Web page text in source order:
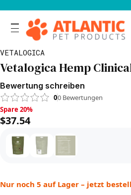
VETALOGICA
Vetalogica Hemp
Bewertung schreiben
00 Bewertungen
Spare 20%, $37.54
Spare 20%
$37.54
Nur noch 5 auf Lager – jetzt